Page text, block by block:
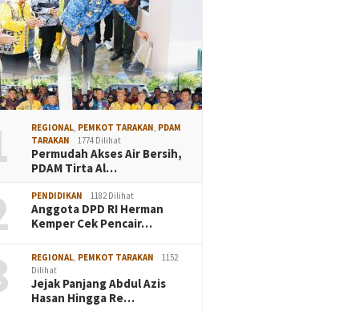
REGIONAL PEMKOT TARAKAN PDAM
TARAKAN
1774 Dilihat
Permudah Akses Air Bersih,
PDAM Tirta Al…
PENDIDIKAN 1182 Dilihat
Anggota DPD RI Herman
Kemper Cek Pencair…
REGIONAL PEMKOT TARAKAN
1152
Dilihat
Jejak Panjang Abdul Azis
Hasan Hingga Re…